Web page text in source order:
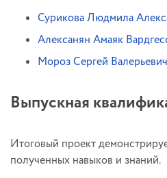
Сурикова Людмила
Алексанян Амаяк
Мороз Сергей Валерьевич
Выпускная
Итоговый проект
полученных навыков и знаний.